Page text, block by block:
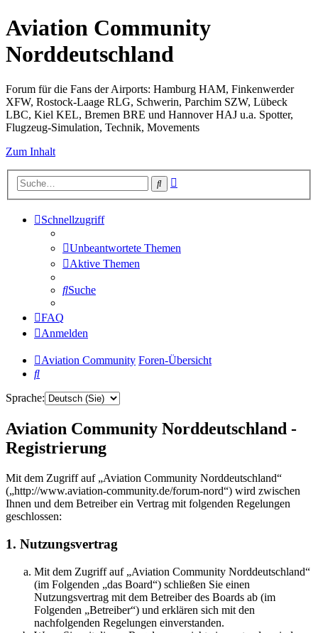
Aviation Community
Norddeutschland
Forum für die Fans der Airports: Hamburg HAM, Finkenwerder
XFW, Rostock-Laage RLG, Schwerin, Parchim SZW, Lübeck
LBC, Kiel KEL, Bremen BRE und Hannover HAJ u.a. Spotter,
Flugzeug-Simulation, Technik, Movements
Zum Inhalt
Suche
Schnellzugriff
Unbeantwortete Themen
Aktive Themen
Suche
FAQ
Anmelden
Aviation Community Foren-Übersicht
Suche
Sprache:
Aviation Community Norddeutschland -
Registrierung
Mit dem Zugriff auf „Aviation Community Norddeutschland“
(„http://www.aviation-community.de/forum-nord“) wird zwischen
Ihnen und dem Betreiber ein Vertrag mit folgenden Regelungen
geschlossen:
1. Nutzungsvertrag
Mit dem Zugriff auf „Aviation Community Norddeutschland“
(im Folgenden „das Board“) schließen Sie einen
Nutzungsvertrag mit dem Betreiber des Boards ab (im
Folgenden „Betreiber“) und erklären sich mit den
nachfolgenden Regelungen einverstanden.